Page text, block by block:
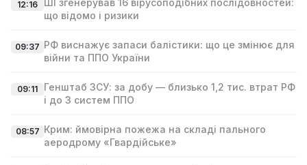
12:16
ШІ згенерував 16 вірусоподібних послідовностей:
що відомо і ризики
09:37 РФ виснажує запаси балістики: що це змінює для
війни та ППО України
09:11
Генштаб ЗСУ: за добу — близько 1,2 тис. втрат РФ
і до 3 систем ППО
08:57 Крим: ймовірна пожежа на складі пального
аеродрому «Гвардійське»